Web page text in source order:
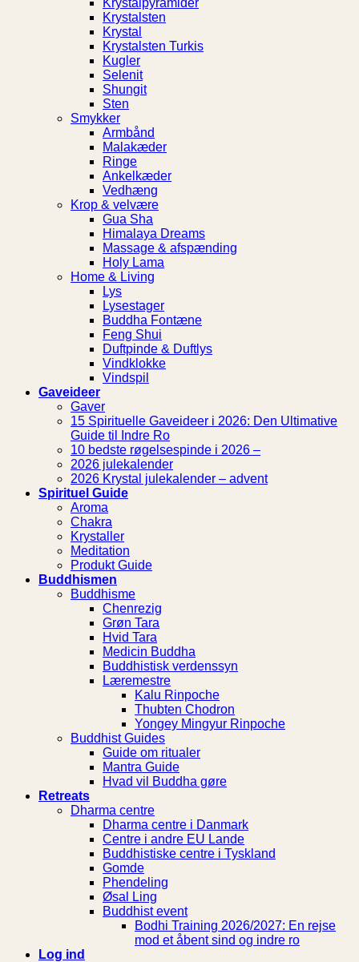
Krystalsten
Krystal
Krystalsten Turkis
Kugler
Selenit
Shungit
Sten
Smykker
Armbånd
Malakæder
Ringe
Ankelkæder
Vedhæng
Krop & velvære
Gua Sha
Himalaya Dreams
Massage & afspænding
Holy Lama
Home & Living
Lys
Lysestager
Buddha Fontæne
Feng Shui
Duftpinde & Duftlys
Vindklokke
Vindspil
Gaveideer
Gaver
15 Spirituelle Gaveideer i 2026: Den Ultimative
Guide til Indre Ro
10 bedste røgelsespinde i 2026 –
2026 julekalender
2026 Krystal julekalender – advent
Spirituel Guide
Aroma
Chakra
Krystaller
Meditation
Produkt Guide
Buddhismen
Buddhisme
Chenrezig
Grøn Tara
Hvid Tara
Medicin Buddha
Buddhistisk verdenssyn
Læremestre
Kalu Rinpoche
Thubten Chodron
Yongey Mingyur Rinpoche
Buddhist Guides
Guide om ritualer
Mantra Guide
Hvad vil Buddha gøre
Retreats
Dharma centre
Dharma centre i Danmark
Centre i andre EU Lande
Buddhistiske centre i Tyskland
Gomde
Phendeling
Øsal Ling
Buddhist event
Bodhi Training 2026/2027: En rejse
mod et åbent sind og indre ro
Log ind